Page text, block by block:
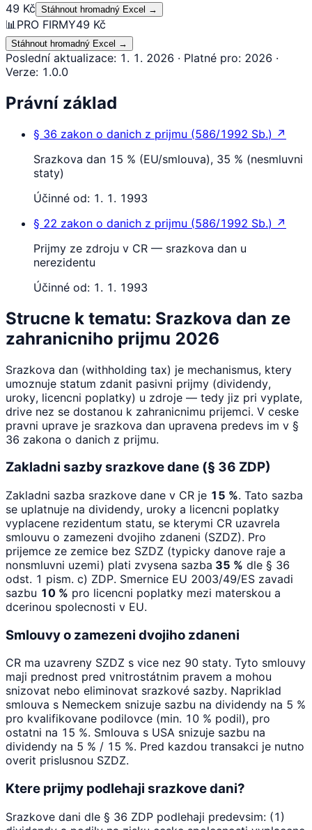
49 Kč Stáhnout hromadný Excel →
📊 PRO FIRMY49 Kč
Stáhnout hromadný Excel →
Poslední aktualizace: 1. 1. 2026 · Platné pro: 2026 ·
Verze: 1.0.0
Právní základ
§ 36 zakon o danich z prijmu (586/1992 Sb.) ↗
Srazkova dan 15 % (EU/smlouva), 35 % (nesmluvni
staty)
Účinné od: 1. 1. 1993
§ 22 zakon o danich z prijmu (586/1992 Sb.) ↗
Prijmy ze zdroju v CR — srazkova dan u
nerezidentu
Účinné od: 1. 1. 1993
Strucne k tematu: Srazkova dan ze
zahranicniho prijmu 2026
Srazkova dan (withholding tax) je mechanismus, ktery
umoznuje statum zdanit pasivni prijmy (dividendy,
uroky, licencni poplatky) u zdroje — tedy jiz pri vyplate,
drive nez se dostanou k zahranicnimu prijemci. V ceske
pravni uprave je srazkova dan upravena predevs im v §
36 zakona o danich z prijmu.
Zakladni sazby srazkove dane (§ 36 ZDP)
Zakladni sazba srazkove dane v CR je 15 %. Tato sazba
se uplatnuje na dividendy, uroky a licencni poplatky
vyplacene rezidentum statu, se kterymi CR uzavrela
smlouvu o zamezeni dvojiho zdaneni (SZDZ). Pro
prijemce ze zemice bez SZDZ (typicky danove raje a
nonsmluvni uzemi) plati zvysena sazba 35 % dle § 36
odst. 1 pism. c) ZDP. Smernice EU 2003/49/ES zavadi
sazbu 10 % pro licencni poplatky mezi materskou a
dcerinou spolecnosti v EU.
Smlouvy o zamezeni dvojiho zdaneni
CR ma uzavreny SZDZ s vice nez 90 staty. Tyto smlouvy
maji prednost pred vnitrostátnim pravem a mohou
snizovat nebo eliminovat srazkové sazby. Napriklad
smlouva s Nemeckem snizuje sazbu na dividendy na 5 %
pro kvalifikovane podilovce (min. 10 % podil), pro
ostatni na 15 %. Smlouva s USA snizuje sazbu na
dividendy na 5 % / 15 %. Pred kazdou transakci je nutno
overit prislusnou SZDZ.
Ktere prijmy podlehaji srazkove dani?
Srazkove dani dle § 36 ZDP podlehaji predevsim: (1)